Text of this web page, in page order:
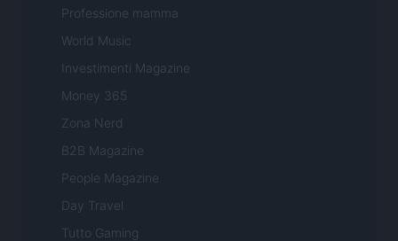
Professione mamma
World Music
Investimenti Magazine
Money 365
Zona Nerd
B2B Magazine
People Magazine
Day Travel
Tutto Gaming